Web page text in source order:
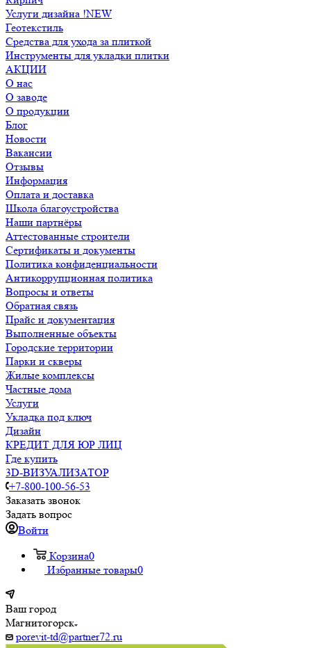
Услуги дизайна !NEW
Геотекстиль
Средства для ухода за плиткой
Инструменты для укладки плитки
АКЦИИ
О нас
О заводе
О продукции
Блог
Новости
Вакансии
Отзывы
Информация
Оплата и доставка
Школа благоустройства
Наши партнёры
Аттестованные строители
Сертификаты и документы
Политика конфиденциальности
Антикоррупционная политика
Вопросы и ответы
Обратная связь
Прайс и документация
Выполненные объекты
Городские территории
Парки и скверы
Жилые комплексы
Частные дома
Услуги
Укладка под ключ
Дизайн
КРЕДИТ ДЛЯ ЮР ЛИЦ
Где купить
3D-ВИЗУАЛИЗАТОР
+7-800-100-56-53
Заказать звонок
Задать вопрос
Войти
Корзина0
Избранные товары0
Ваш город
Магнитогорск
porevit-td@partner72.ru